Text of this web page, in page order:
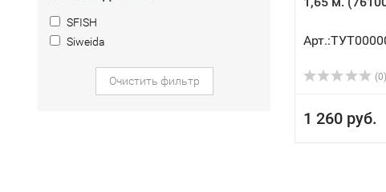
SFISH
Siweida
Очистить фильтр (0)
1 260 руб.